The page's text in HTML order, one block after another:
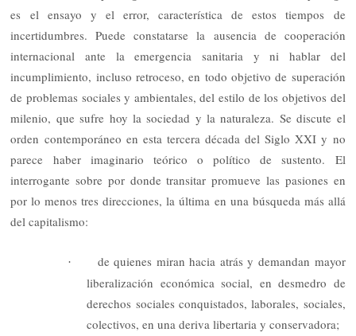
es el ensayo y el error, característica de estos tiempos de
incertidumbres. Puede constatarse la ausencia de cooperación
internacional ante la emergencia sanitaria y ni hablar del
incumplimiento, incluso retroceso, en todo objetivo de superación
de problemas sociales y ambientales, del estilo de los objetivos del
milenio, que sufre hoy la sociedad y la naturaleza. Se discute el
orden contemporáneo en esta tercera década del Siglo XXI y no
parece haber imaginario teórico o político de sustento. El
interrogante sobre por donde transitar promueve las pasiones en
por lo menos tres direcciones, la última en una búsqueda más allá
del capitalismo:
·
de quienes miran hacia atrás y demandan mayor
liberalización económica social, en desmedro de
derechos sociales conquistados, laborales, sociales,
colectivos, en una deriva libertaria y conservadora;